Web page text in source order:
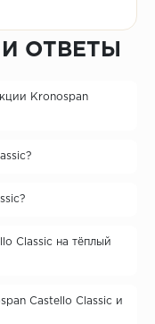
ОТВЕТЫ
Kronospan
Classic на тёплый
Castello Classic и